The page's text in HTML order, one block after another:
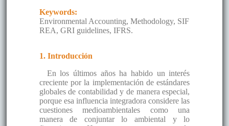
Keywords:
Environmental Accounting, Methodology, SIF
REA, GRI guidelines, IFRS.
1. Introducción
En los últimos años ha habido un interés
creciente por la implementación de estándares
globales de contabilidad y de manera especial,
porque esa influencia integradora considere las
cuestiones medioambientales como una
manera de conjuntar lo ambiental y lo